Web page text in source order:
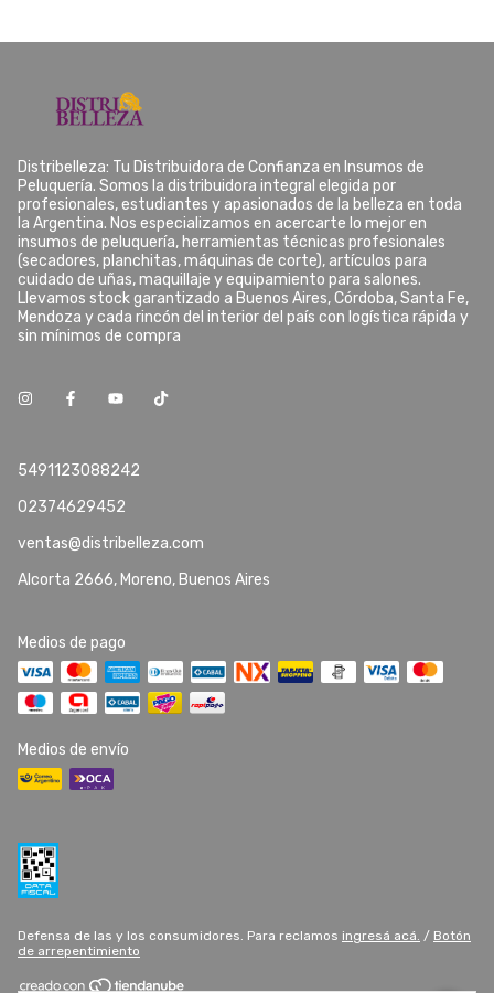
Distribelleza: Tu Distribuidora de Confianza en Insumos de
Peluquería. Somos la distribuidora integral elegida por
profesionales, estudiantes y apasionados de la belleza en toda
la Argentina. Nos especializamos en acercarte lo mejor en
insumos de peluquería, herramientas técnicas profesionales
(secadores, planchitas, máquinas de corte), artículos para
cuidado de uñas, maquillaje y equipamiento para salones.
Llevamos stock garantizado a Buenos Aires, Córdoba, Santa Fe,
Mendoza y cada rincón del interior del país con logística rápida y
sin mínimos de compra
5491123088242
02374629452
ventas@distribelleza.com
Alcorta 2666, Moreno, Buenos Aires
Medios de pago
Medios de envío
Defensa de las y los consumidores. Para reclamos ingresá acá. / Botón
de arrepentimiento